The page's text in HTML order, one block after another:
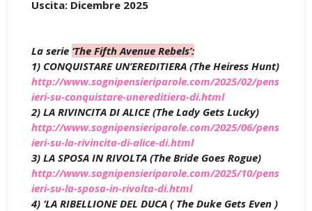
Uscita: Dicembre 2025
La serie ‘The Fifth Avenue Rebels’:
1) CONQUISTARE UN’EREDITIERA (The Heiress Hunt)
http://www.sognipensieriparole.com/2025/02/pens
ieri-su-conquistare-unereditiera-di.html
2) LA RIVINCITA DI ALICE (The Lady Gets Lucky)
http://www.sognipensieriparole.com/2025/06/pens
ieri-su-la-rivincita-di-alice-di.html
3) LA SPOSA IN RIVOLTA (The Bride Goes Rogue)
http://www.sognipensieriparole.com/2025/10/pens
ieri-su-la-sposa-in-rivolta-di.html
4) ‘LA RIBELLIONE DEL DUCA ( The Duke Gets Even )